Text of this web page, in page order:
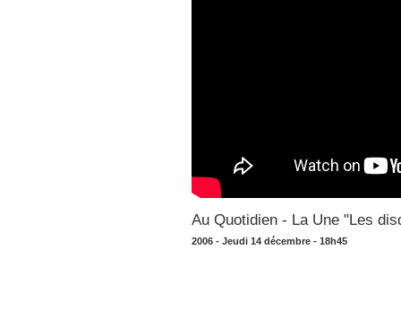
Au Quotidien - La Une "Les
2006 - Jeudi 14 décembre - 18h45